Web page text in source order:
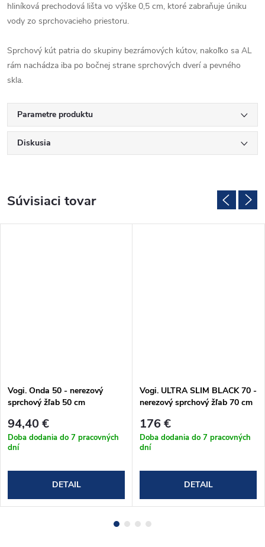
hliníková prechodová lišta vo výške 0,5 cm, ktoré zabraňuje úniku
vody zo sprchovacieho priestoru.
Sprchový kút patria do skupiny bezrámových kútov, nakoľko sa AL
rám nachádza iba po bočnej strane sprchových dverí a pevného
skla.
Parametre produktu
Diskusia
Súvisiaci tovar
Vogi. Onda 50 - nerezový
sprchový žľab 50 cm
94,40 €
Doba dodania do 7 pracovných
dní
DETAIL
Vogi. ULTRA SLIM BLACK 70 -
nerezový sprchový žľab 70 cm
176 €
Doba dodania do 7 pracovných
dní
DETAIL